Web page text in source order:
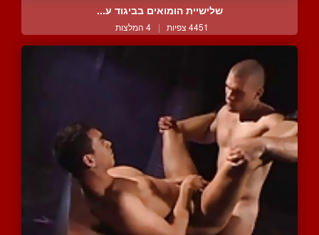
שלישיית הומואים בביגוד ע...
4451 צפיות | 4 המלצות